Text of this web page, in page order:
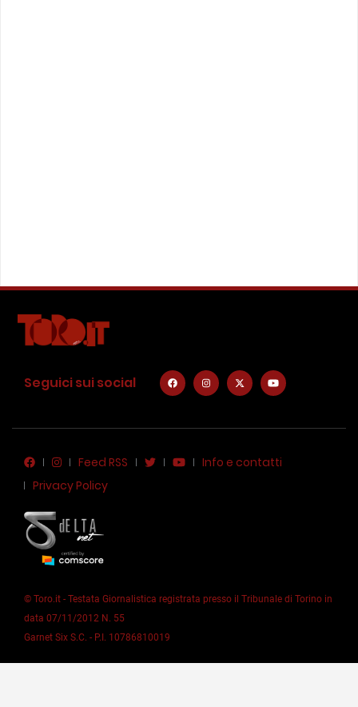
Seguici sui social
Feed RSS
Info e contatti
Privacy Policy
© Toro.it - Testata Giornalistica registrata presso il Tribunale di Torino in
data 07/11/2012 N. 55
Garnet Six S.C. - P.I. 10786810019